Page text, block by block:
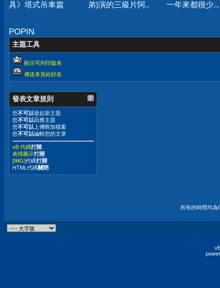
具》塔式吊車篇
弟)演的三級片阿..
一年來都很少
POPIN
主題工具
顯示可列印版本
傳送本頁給好友
發表文章規則
您不可以發起新主題
您不可以 回應主題
您不可以 上傳附加檔案
您不可以編輯您的文章
vB 代碼打開
表情圖示打開
[IMG]代碼打開
HTML代碼關閉
所有的時間均為